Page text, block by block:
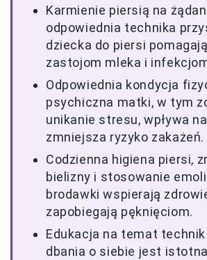
Karmienie piersią na
odpowiednia technika
dziecka do piersi
zastojom mleka i
Odpowiednia kondycja
psychiczna matki, w tym
unikanie stresu, wpływa
zmniejsza ryzyko zakażeń.
Codzienna higiena piersi,
bielizny i stosowanie
brodawki wspierają
zapobiegają pęknięciom.
Edukacja na temat
dbania o siebie jest